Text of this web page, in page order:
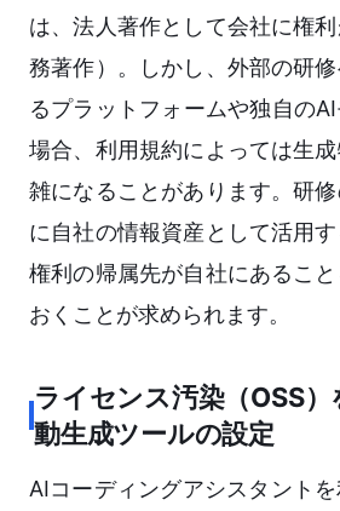
は、法人著作として会社に権
務著作）。しかし、外部の研
るプラットフォームや独自の
場合、利用規約によっては生
雑になることがあります。研
に自社の情報資産として活用す
権利の帰属先が自社にあるこ
おくことが求められます。
ライセンス汚染（OSS
動生成ツールの設定
AIコーディングアシスタント